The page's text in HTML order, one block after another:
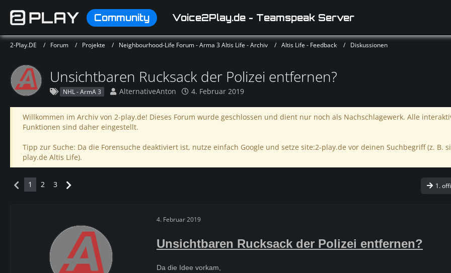
Community Voice2Play.de - Teamspeak Server
2-Play.DE Forum Projekte Neighbourhood-Life Forum - Arma 3 Altis Life - Archiv Altis Life - Feedback Diskussionen
Unsichtbaren Rucksack der Polizei entfernen?
NHL - ArmA 3 AlternativeAnton 4. Februar 2019
Willkommen im Archiv von 2-play.de! Dieses Forum wurde geschlossen und dient nur noch als Nachschlagewerk. Alle
Funktionen sind daher eingestellt.
Tipp zur Suche: Da die Forensuche deaktiviert ist, nutze einfach Google und setze site:2-play.de vor deinen Suchbegriff (z. B.
play.de Altis Life).
1 2 3 1.
4. Februar 2019
Unsichtbaren Rucksack der Polizei entfernen?
Da die Idee vorkam,